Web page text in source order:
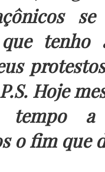
tenho
Hoje
tempo a
o fim que